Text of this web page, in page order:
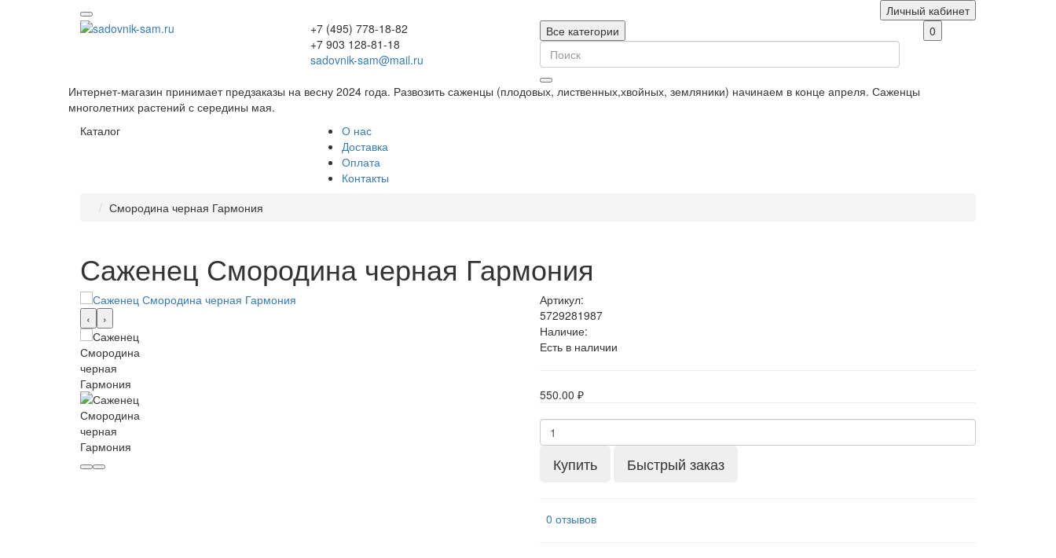
Личный кабинет
+7 (495) 778-18-82
+7 903 128-81-18
sadovnik-sam@mail.ru
0
Все категории
Интернет-магазин принимает предзаказы на весну 2024 года. Развозить саженцы (плодовых, лиственных,хвойных, земляники) начинаем в конце апреля. Саженцы
многолетних растений с середины мая.
Каталог
О нас
Доставка
Оплата
Контакты
Смородина черная Гармония
Саженец Смородина черная Гармония
‹ ›
Артикул:
5729281987
Наличие:
Есть в наличии
550.00 ₽
Купить Быстрый заказ
0 отзывов